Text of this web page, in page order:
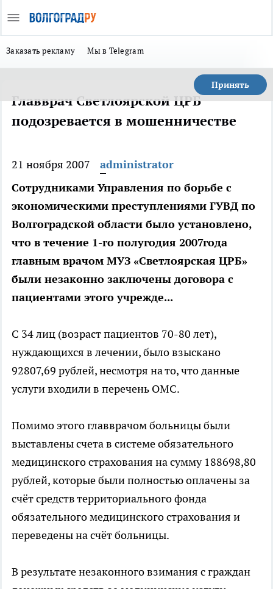
Заказать рекламу Мы в Telegram
Принять
Главврач Светлоярской ЦРБ
подозревается в мошенничестве
21 ноября 2007
administrator
Сотрудниками Управления по борьбе с
экономическими преступлениями ГУВД по
Волгоградской области было установлено,
что в течение 1-го полугодия 2007года
главным врачом МУЗ «Светлоярская ЦРБ»
были незаконно заключены договора с
пациентами этого учрежде...
С 34 лиц (возраст пациентов 70-80 лет),
нуждающихся в лечении, было взыскано
92807,69 рублей, несмотря на то, что данные
услуги входили в перечень ОМС.
Помимо этого главврачом больницы были
выставлены счета в системе обязательного
медицинского страхования на сумму 188698,80
рублей, которые были полностью оплачены за
счёт средств территориального фонда
обязательного медицинского страхования и
переведены на счёт больницы.
В результате незаконного взимания с граждан